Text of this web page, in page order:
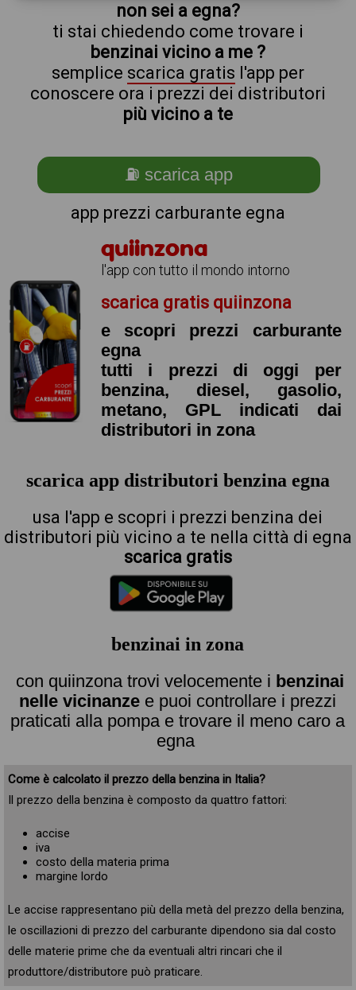
non sei a egna?
ti stai chiedendo come trovare i
benzinai vicino a me ?
semplice scarica gratis l'app per
conoscere ora i prezzi dei distributori
più vicino a te
⛽ scarica app
app prezzi carburante egna
quiinzona
l'app con tutto il mondo intorno
scarica gratis quiinzona
e scopri prezzi carburante
egna
tutti i prezzi di oggi per
benzina, diesel, gasolio,
metano, GPL indicati dai
distributori in zona
scarica app distributori benzina egna
usa l'app e scopri i prezzi benzina dei
distributori più vicino a te nella città di egna
scarica gratis
benzinai in zona
con quiinzona trovi velocemente i benzinai
nelle vicinanze e puoi controllare i prezzi
praticati alla pompa e trovare il meno caro a
egna
Come è calcolato il prezzo della benzina in Italia?
Il prezzo della benzina è composto da quattro fattori:
accise
iva
costo della materia prima
margine lordo
Le accise rappresentano più della metà del prezzo della benzina,
le oscillazioni di prezzo del carburante dipendono sia dal costo
delle materie prime che da eventuali altri rincari che il
produttore/distributore può praticare.